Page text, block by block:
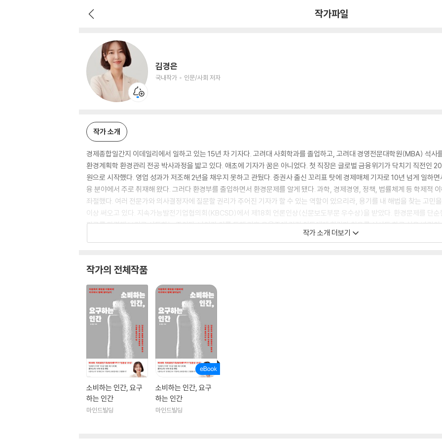
작가파일
김경은
국내작가 인문/사회 저자
작가 소개
경제종합일간지 이데일리에서 일하고 있는 15년 차 기자다. 고려대 사회학과를 졸업하고, 고려대 경영전문대학원(MBA) 석사
환경계획학 환경관리 전공 박사과정을 밟고 있다. 애초에 기자가 꿈은 아니었다. 첫 직장은 글로벌 금융위기가 닥치기 직전인
원으로 시작했다. 영업 성과가 저조해 2년을 채우지 못하고 관뒀다. 증권사 출신 꼬리표 탓에 경제매체 기자로 10년 넘게 일하
융 분야에서 주로 취재해 왔다. 그러다 환경부를 출입하면서 환경문제를 알게 됐다. 과학, 경제경영, 정책, 법률체계 등 학제적
좌절했다. 여러 전문가와 의사결정자에 질문할 권리가 주어진 기자가 할 수 있는 역할이 있으리라, 용기를 내 해법을 찾는 고민을
이상 써오고 있다. 지속가능발전기업협의회(KBCSD)에서 제18회 언론인상(신문보도부문 우수상)을 받았다. 환경문제를 단
파구를 마련해 보려고 시도하는 중이다. 나아가 이를 통해 기후 우울증에 걸린 이들에게 힐링과 치유를 선사도 하고 싶은 바람
작가 소개 더보기
작가의 전체작품
소비하는 인간, 요구
하는 인간
마인드빌딩
소비하는 인간, 요구
하는 인간
마인드빌딩